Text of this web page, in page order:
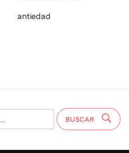
antiedad
BUSCAR